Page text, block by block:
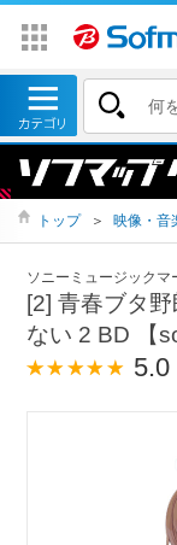
トップ ＞ 映像・音
ソニーミュージックマ
[2] 青春ブタ
ない 2 BD 【
5.0